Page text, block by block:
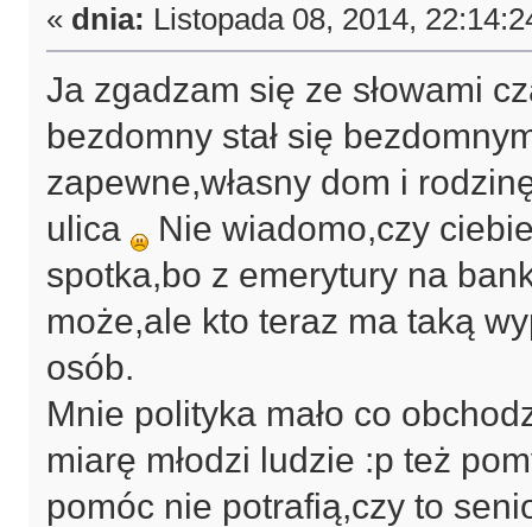
« dnia: Listopada 08, 2014,
Ja zgadzam się ze słowami
bezdomny stał się
zapewne,własny dom i
ulica
Nie wiadomo,czy
spotka,bo z emerytury na
może,ale kto teraz ma taką
osób.
Mnie polityka mało co
miarę młodzi ludzie :p też
pomóc nie potrafią,czy to